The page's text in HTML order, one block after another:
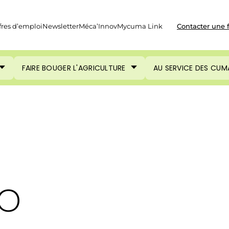
d’emploiNewsletterMéca’InnovMycuma Link Contacter une
FAIRE BOUGER L'AGRICULTURE AU SERVICE DES